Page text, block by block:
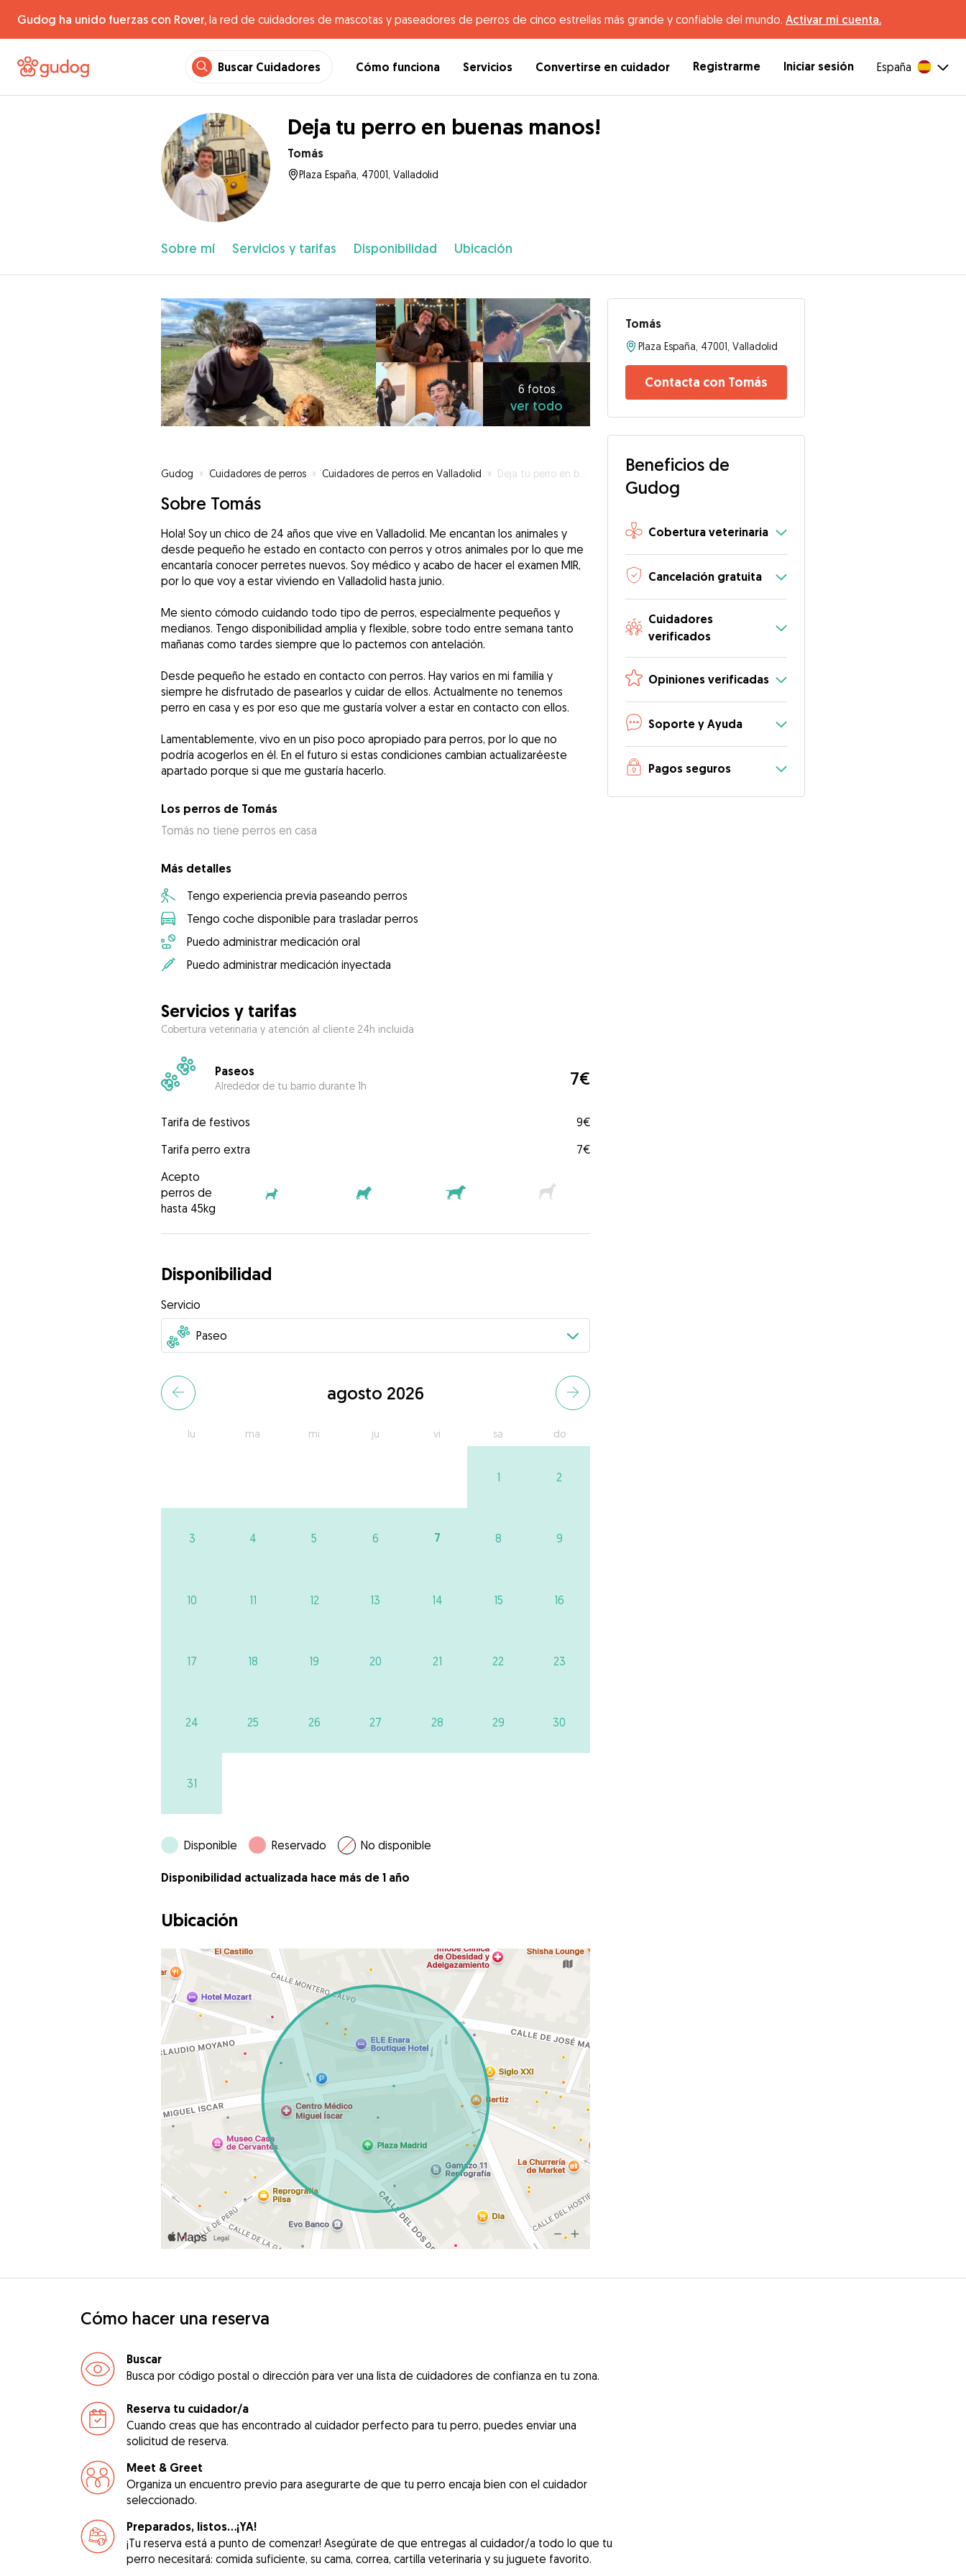
Gudog ha unido fuerzas con Rover, la red de cuidadores de mascotas y paseadores de perros de cinco estrellas más grande y confiable del mundo. Activar mi cuenta.
Buscar Cuidadores Cómo funciona Servicios Convertirse en cuidador Registrarme Iniciar sesión España
Deja tu perro en buenas manos!
Tomás
Plaza España, 47001, Valladolid
Sobre mí Servicios y tarifas Disponibilidad Ubicación
6 fotos
ver todo
Gudog » Cuidadores de perros » Cuidadores de perros en Valladolid » Deja tu perro en buenas manos!
Sobre Tomás
Hola! Soy un chico de 24 años que vive en Valladolid. Me encantan los animales y
desde pequeño he estado en contacto con perros y otros animales por lo que me
encantaría conocer perretes nuevos. Soy médico y acabo de hacer el examen MIR,
por lo que voy a estar viviendo en Valladolid hasta junio.
Me siento cómodo cuidando todo tipo de perros, especialmente pequeños y
medianos. Tengo disponibilidad amplia y flexible, sobre todo entre semana tanto
mañanas como tardes siempre que lo pactemos con antelación.
Desde pequeño he estado en contacto con perros. Hay varios en mi familia y
siempre he disfrutado de pasearlos y cuidar de ellos. Actualmente no tenemos
perro en casa y es por eso que me gustaría volver a estar en contacto con ellos.
Lamentablemente, vivo en un piso poco apropiado para perros, por lo que no
podría acogerlos en él. En el futuro si estas condiciones cambian actualizaréeste
apartado porque si que me gustaría hacerlo.
Los perros de Tomás
Tomás no tiene perros en casa
Más detalles
Tengo experiencia previa paseando perros
Tengo coche disponible para trasladar perros
Puedo administrar medicación oral
Puedo administrar medicación inyectada
Servicios y tarifas
Cobertura veterinaria y atención al cliente 24h incluida
Paseos
Alrededor de tu barrio durante 1h 7€
Tarifa de festivos
9€
Tarifa perro extra
7€
Acepto
perros de
hasta 45kg
Disponibilidad
Servicio
agosto 2026
lu ma mi ju vi sa do
1 2
3 4 5 6 7 8 9
10 11 12 13 14 15 16
17 18 19 20 21 22 23
24 25 26 27 28 29 30
31
Disponible Reservado No disponible
Disponibilidad actualizada hace más de 1 año
Ubicación
Tomás
Plaza España, 47001, Valladolid
Contacta con Tomás
Beneficios de
Gudog
Cobertura veterinaria
Cancelación gratuita
Cuidadores
verificados
Opiniones verificadas
Soporte y Ayuda
Pagos seguros
Cómo hacer una reserva
Buscar
Busca por código postal o dirección para ver una lista de cuidadores de confianza en tu zona.
Reserva tu cuidador/a
Cuando creas que has encontrado al cuidador perfecto para tu perro, puedes enviar una
solicitud de reserva.
Meet & Greet
Organiza un encuentro previo para asegurarte de que tu perro encaja bien con el cuidador
seleccionado.
Preparados, listos...¡YA!
¡Tu reserva está a punto de comenzar! Asegúrate de que entregas al cuidador/a todo lo que tu
perro necesitará: comida suficiente, su cama, correa, cartilla veterinaria y su juguete favorito.